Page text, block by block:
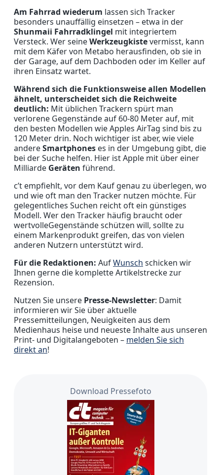
Am Fahrrad wiederum lassen sich Tracker
besonders unauffällig einsetzen – etwa in der
Shunmaii Fahrradklingel mit integriertem
Versteck. Wer seineWerkzeugkistevermisst, kann
mit dem Käfer von Metabo herausfinden, ob sie in
der Garage, auf dem Dachboden oder im Keller auf
ihren Einsatz wartet.
Während sich die Funktionsweise allen Modellen
ähnelt, unterscheidet sich die Reichweite
deutlich: Mit üblichen Trackern spürt man
verlorene Gegenstände auf 60-80 Meter auf, mit
den besten Modellen wie Apples AirTag sind bis zu
120 Meter drin. Noch wichtiger ist aber, wie viele
andereSmartphones es in der Umgebung gibt, die
bei der Suche helfen. Hier ist Apple mit über einer
Milliarde Geräten führend.
c’t empfiehlt, vor dem Kauf genau zu überlegen, wo
und wie oft man den Tracker nutzen möchte. Für
gelegentliches Suchen reicht oft ein günstiges
Modell. Wer den Tracker häufig braucht oder
wertvolleGegenstände schützen will, sollte zu
einem Markenprodukt greifen, das von vielen
anderen Nutzern unterstützt wird.
Für die Redaktionen: AufWunsch schicken wir
Ihnen gerne die komplette Artikelstrecke zur
Rezension.
Nutzen Sie unsere Presse-Newsletter: Damit
informieren wir Sie über aktuelle
Pressemitteilungen, Neuigkeiten aus dem
Medienhaus heise und neueste Inhalte aus unseren
Print- und Digitalangeboten – melden Sie sich
direkt an!
Download Pressefoto